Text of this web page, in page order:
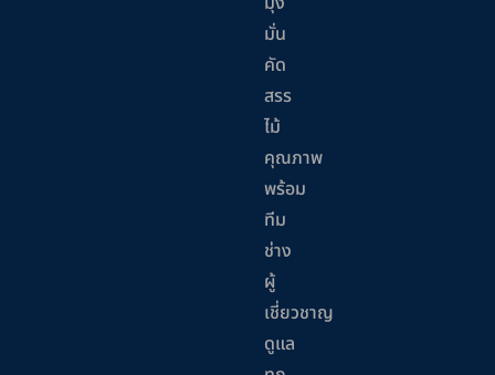
มั่น
คัด
สรร
ไม้
คุณภาพ
พร้อม
ทีม
ช่าง
ผู้
เชี่ยวชาญ
ดูแล